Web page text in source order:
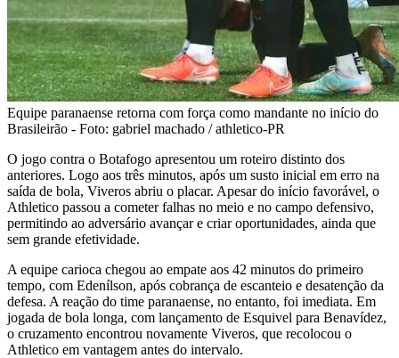
Equipe paranaense retorna com força como mandante no início do
Brasileirão - Foto: gabriel machado / athletico-PR
O jogo contra o Botafogo apresentou um roteiro distinto dos
anteriores. Logo aos três minutos, após um susto inicial em erro na
saída de bola, Viveros abriu o placar. Apesar do início favorável, o
Athletico passou a cometer falhas no meio e no campo defensivo,
permitindo ao adversário avançar e criar oportunidades, ainda que
sem grande efetividade.
A equipe carioca chegou ao empate aos 42 minutos do primeiro
tempo, com Edenílson, após cobrança de escanteio e desatenção da
defesa. A reação do time paranaense, no entanto, foi imediata. Em
jogada de bola longa, com lançamento de Esquivel para Benavídez,
o cruzamento encontrou novamente Viveros, que recolocou o
Athletico em vantagem antes do intervalo.